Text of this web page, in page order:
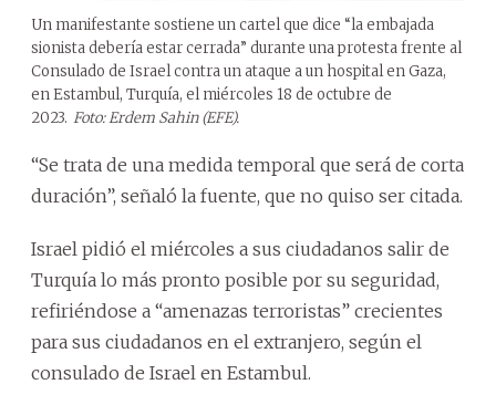
Un manifestante sostiene un cartel que dice “la embajada
sionista debería estar cerrada” durante una protesta frente al
Consulado de Israel contra un ataque a un hospital en Gaza,
en Estambul, Turquía, el miércoles 18 de octubre de
2023. Foto: Erdem Sahin (EFE).
“Se trata de una medida temporal que será de corta
duración”, señaló la fuente, que no quiso ser citada.
Israel pidió el miércoles a sus ciudadanos salir de
Turquía lo más pronto posible por su seguridad,
refiriéndose a “amenazas terroristas” crecientes
para sus ciudadanos en el extranjero, según el
consulado de Israel en Estambul.